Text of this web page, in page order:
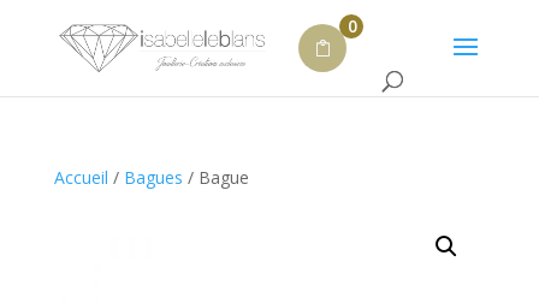
0
Accueil / Bagues / Bague